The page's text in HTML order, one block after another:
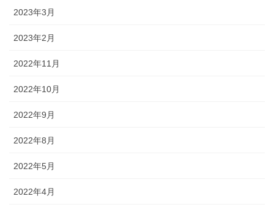
2023年3月
2023年2月
2022年11月
2022年10月
2022年9月
2022年8月
2022年5月
2022年4月